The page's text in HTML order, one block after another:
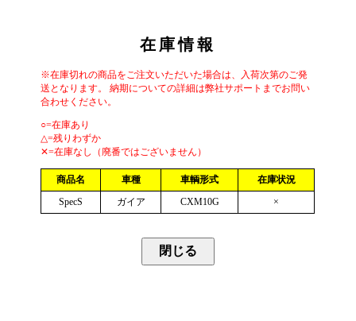
在庫情報
※在庫切れの商品をご注文いただいた場合は、入荷次第のご発
送となります。 納期についての詳細は弊社サポートまでお問い
合わせください。
○=在庫あり
△=残りわずか
✕=在庫なし（廃番ではございません）
商品名 車種 車輌形式
在庫状況
SpecS
ガイア CXM10G ×